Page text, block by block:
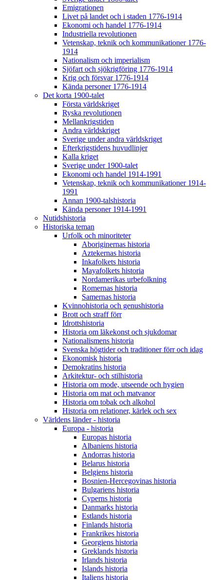
Emigrationen
Livet på landet och i staden 1776-1914
Ekonomi och handel 1776-1914
Industriella revolutionen
Vetenskap, teknik och kommunikationer 1776-
1914
Nationalism och imperialism
Sjöfart och sjökrigföring 1776-1914
Krig och försvar 1776-1914
Kända personer 1776-1914
Det korta 1900-talet
Första världskriget
Ryska revolutionen
Mellankrigstiden
Andra världskriget
Sverige under andra världskriget
Efterkrigstidens huvudlinjer
Kalla kriget
Sverige under 1900-talet
Ekonomi och handel 1914-1991
Vetenskap, teknik och kommunikationer 1914-
1991
Annan 1900-talshistoria
Kända personer 1914-1991
Nutidshistoria
Historiska teman
Urfolk och minoriteter
Aboriginernas historia
Aztekernas historia
Inkafolkets historia
Mayafolkets historia
Nordamerikas urbefolkning
Romernas historia
Samernas historia
Kvinnohistoria och genushistoria
Brott och straff förr
Idrottshistoria
Historia om läkekonst och sjukdomar
Nationalismens historia
Svenska högtider och traditioner förr och idag
Ekonomisk historia
Demokratins historia
Arkitektur- och stilhistoria
Historia om mode, utseende och hygien
Historia om mat och matvanor
Historia om tobak och alkohol
Historia om relationer, kärlek och sex
Världens länder - historia
Europa - historia
Europas historia
Albaniens historia
Andorras historia
Belarus historia
Belgiens historia
Bosnien-Hercegovinas historia
Bulgariens historia
Cyperns historia
Danmarks historia
Estlands historia
Finlands historia
Frankrikes historia
Georgiens historia
Greklands historia
Irlands historia
Islands historia
Italiens historia